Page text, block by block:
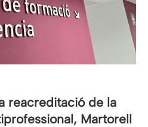
reacreditació de la
Martorell